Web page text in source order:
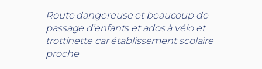
Route dangereuse et beaucoup de
passage d’enfants et ados à vélo et
trottinette car établissement scolaire
proche